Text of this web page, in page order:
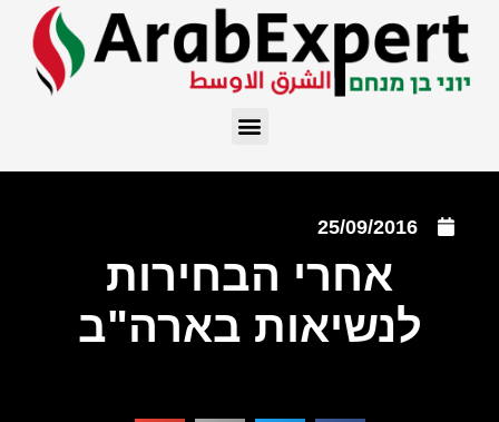
25/09/2016
אחרי הבחירות
לנשיאות בארה"ב